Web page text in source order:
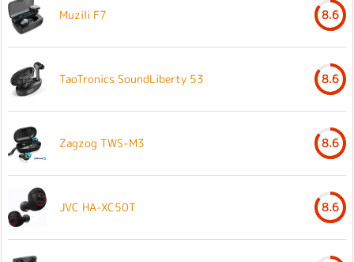
Muzili F7 8.6
TaoTronics SoundLiberty 53 8.6
Zagzog TWS-M3 8.6
JVC HA-XC50T 8.6